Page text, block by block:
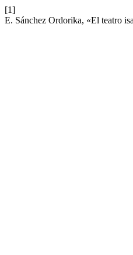
[1]
E. Sánchez Ordorika, «El teatro